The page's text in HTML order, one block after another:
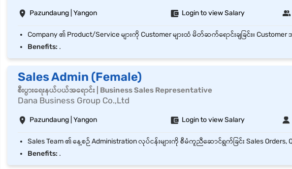
Pazundaung | Yangon Login to view Salary
Benefits: .
Sales Admin (Female)
စီးပွားရေးနယ်ပယ်အရောင်း | Business Sales Representative
Dana Business Group Co.,Ltd
Pazundaung | Yangon Login to view Salary
Benefits: .